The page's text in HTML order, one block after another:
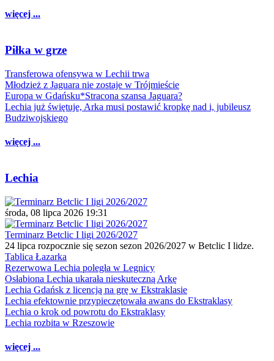
więcej ...
Piłka w grze
Transferowa ofensywa w Lechii trwa
Młodzież z Jaguara nie zostaje w Trójmieście
Europa w Gdańsku*Stracona szansa Jaguara?
Lechia już świętuje, Arka musi postawić kropkę nad i, jubileusz
Budziwojskiego
więcej ...
Lechia
środa, 08 lipca 2026 19:31
Terminarz Betclic I ligi 2026/2027
24 lipca rozpocznie się sezon sezon 2026/2027 w Betclic I lidze.
Tablica Łazarka
Rezerwowa Lechia poległa w Legnicy
Osłabiona Lechia ukarała nieskuteczną Arkę
Lechia Gdańsk z licencją na grę w Ekstraklasie
Lechia efektownie przypieczętowała awans do Ekstraklasy
Lechia o krok od powrotu do Ekstraklasy
Lechia rozbita w Rzeszowie
więcej ...